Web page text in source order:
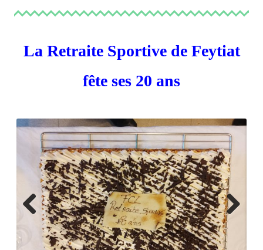
La Retraite Sportive de Feytiat
fête ses 20 ans
Next